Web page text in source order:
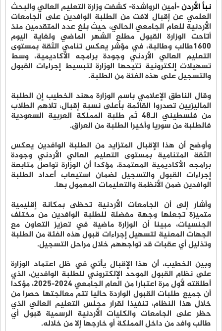
نبأ الأردن -أمين الرواشدة- كشفت وزارة التعليم العالي والبحث
العلمي عن إقبال لافت من الطلبة الوافدين على الجامعات
الأردنية للعام الجامعي الحالي، حيث بلغ عدد المتقدمين منذ
أتاحت الوزارة القبول مطلع الشهر الماضي ولغاية اليوم
1600طالب وطالبة، في مؤشر يعكس تنامي الثقة بمستوى
التعليم العالي الأردني وجودة برامجه الأكاديمية، وسط
تسهيلات إلكترونية تتيحها الوزارة لتبسيط إجراءات القبول
والتسجيل على هذه الفئة من الطلبة.
وقال الناطق الإعلامي باسم الوزارة مهند الخطيب إن الطلبة
الماليزيين تصدروا القائمة بأعلى نسبة إقبال، تلاهم الطلاب
من فلسطيني الـ48 ثم طلبة المملكة العربية السعودية
فالطلبة من سوريا وأخيرا الطلبة من العراق.
وأوضح أن هذا الإقبال المتزايد من الطلبة الوافدين يعكس
الثقة المتنامية بمستوى التعليم العالي الأردني وجودة
برامجه الأكاديمية المعتمدة، مؤكدا أن الوزارة تواصل متابعة
إجراءات القبول والتسجيل لضمان استيعاب أعداد الطلبة
الوافدين ضمن الأنظمة والتعليمات المعمول بها.
وأشار إلى أن الجامعات الأردنية تحظى بمكانة إقليمية
متميزة تجعلها وجهة مفضلة للطلبة الوافدين من مختلف
الجنسيات، مبينا أن الوزارة ماضية في تعزيز التعاون مع
الجهات المعنية لتسهيل إجراءات قبول هذه الفئة من الطلبة
وتذليل أي عقبات قد تواجههم خلال مراحل التسجيل.
وبين الخطيب، أن هذا الإقبال يأتي في ظل اعتماد الوزارة
على نظام القبول الموحد الإلكتروني للطلبة الوافدين، الذي
أطلقته لأول مرة اعتبارا من العام الجامعي 2024-2025، مؤكدا
أن جميع طلبات القبول الواردة حاليا تتم معالجتها حصرا من
خلال هذا النظام، تنفيذا لقرار مجلس التعليم العالي الذي
حظر على الجامعات والكليات الأردنية الرسمية قبول أي
طالب وافد من داخل المملكة أو خارجها إلا من خلاله.